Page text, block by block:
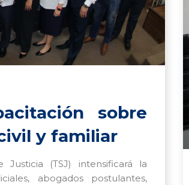
sobre
y familiar
(TSJ) intensificará la
abogados postulantes,